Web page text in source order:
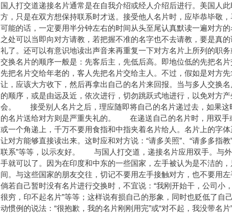
国人打交道递接名片通常是在自我介绍或经人介绍后进行。美国人
方，只是在双方想保持联系时才送。接受他人名片时，应毕恭毕敬，
可能的话，一定要用半分钟左右的时间从头至尾认真默读一遍对方
之处可以当即向对方请教，若把握不准的名字也不去请教，要是真
礼了。还可以有意识地读出声音来再重复一下对方名片上所列的职
交换名片的顺序一般是：先客后主，先低后高。即地位低的先把名
先把名片交给年老的，客人先把名片交给主人。不过，假如是对方
让，应该大方收下，然后再拿出自己的名片来回报。当与多人交换
的顺序，或是由远及近，依次进行，切勿跳跃式地进行，以免对方
会。 接受别人名片之后，理应随即将自己的名片递过去，如果这
的名片送给对方则是严重失礼的。 在递送自己的名片时，用双手
或一个角递上，千万不要用食指和中指夹着名片给人。名片上的字
让对方能够直接读出来。这时应和对方说：“请多关照”、“请多多指
联系”等等，以示友好。 与国人打交道，递接名片应用双手。与
手就可以了。因为在印度和中东的一些国家，左手被认为是不洁的
间。与这些国家的朋友交往，切记不要用左手接触对方，也不要用
倘若自己暂时没有名片进行交换时，不宜说：“我刚开始干，公司小
很穷，印不起名片”等等；这样说有损自己的形象，同时也贬低了自
动惯例的说法：“很抱歉，我的名片刚刚用完”或“对不起，我没带名